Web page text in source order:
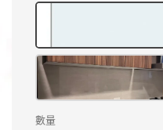
數量